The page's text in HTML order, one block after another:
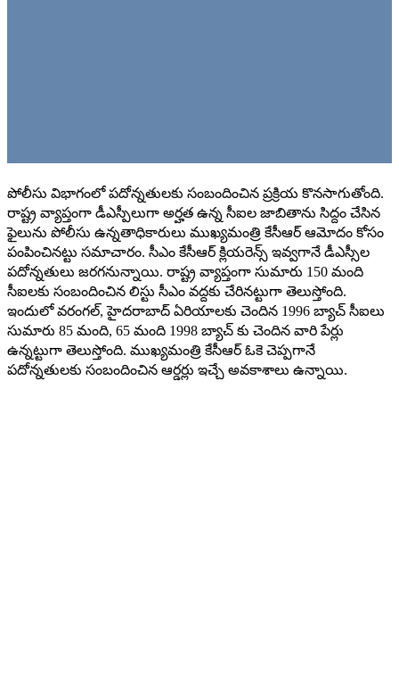
పోలీసు విభాగంలో పదోన్నతులకు సంబందించిన ప్రక్రియ కొనసాగుతోంది.
రాష్ట్ర వ్యాప్తంగా డీఎస్పీలుగా అర్హత ఉన్న సీఐల జాబితాను సిద్దం చేసిన
ఫైలును పోలీసు ఉన్నతాధికారులు ముఖ్యమంత్రి కేసీఆర్ ఆమోదం కోసం
పంపించినట్టు సమాచారం. సీఎం కేసీఆర్ క్లియరెన్స్ ఇవ్వగానే డీఎస్సీల
పదోన్నతులు జరగనున్నాయి. రాష్ట్ర వ్యాప్తంగా సుమారు 150 మంది
సీఐలకు సంబందించిన లిస్టు సీఎం వద్దకు చేరినట్టుగా తెలుస్తోంది.
ఇందులో వరంగల్, హైదరాబాద్ ఏరియాలకు చెందిన 1996 బ్యాచ్ సీఐలు
సుమారు 85 మంది, 65 మంది 1998 బ్యాచ్ కు చెందిన వారి పేర్లు
ఉన్నట్టుగా తెలుస్తోంది. ముఖ్యమంత్రి కేసీఆర్ ఓకె చెప్పగానే
పదోన్నతులకు సంబందించిన ఆర్డర్లు ఇచ్చే అవకాశాలు ఉన్నాయి.